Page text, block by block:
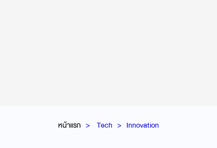
หน้าแรก Tech Innovation